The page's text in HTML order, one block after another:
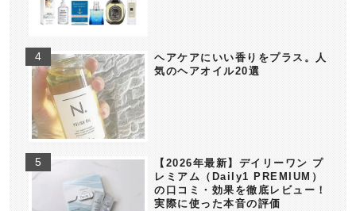
ヘアケアにいい香りをプラス。人
気のヘアオイル20選
【2026年最新】デイリーワン プ
レミアム（Daily1 PREMIUM）
の口コミ・効果を徹底レビュー！
実際に使った本音の評価